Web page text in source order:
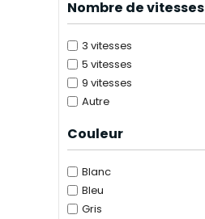
Nombre de vitesses
3 vitesses
5 vitesses
9 vitesses
Autre
Couleur
Blanc
Bleu
Gris